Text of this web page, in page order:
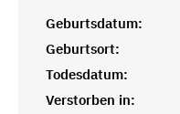
Geburtsdatum:
Geburtsort:
Todesdatum:
Verstorben in: